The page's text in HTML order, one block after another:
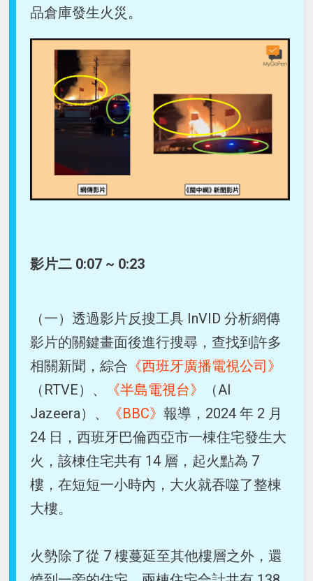
品倉庫發生火災。
影片二 0:07 ~ 0:23
（一）透過影片反搜工具 InVID 分析網傳
影片的關鍵畫面後進行搜尋，查找到許多
相關新聞，綜合 《西班牙廣播電視公司》
（RTVE）、
《半島電視台》
（Al
Jazeera）、
《BBC》報導，2024 年 2 月
24 日，西班牙巴倫西亞市一棟住宅發生大
火，該棟住宅共有 14 層，起火點為 7
樓，在短短一小時內，大火就吞噬了整棟
大樓。
火勢除了從 7 樓蔓延至其他樓層之外，還